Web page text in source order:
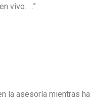
vivo. …”
la asesoría mientras